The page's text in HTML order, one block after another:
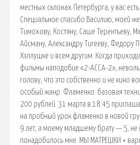
местных склонах Петербурга, у вас
Специальное спасибо Василию, моей
Тимохову, Костяну, Саше Терентьеву,
Айсману, Александру Тигееву, Федору
Хэллушке и всем другим. Когда
фильмы наподобие «2-АССА-2»,
голову, что это собственно и не кино
особый жанр. Фламенко: базовая
200 рублей. 31 марта в 18:45
на пробный урок фламенко в новой
9 лет, а моему младшему брату — 5,
понадобилось мне. МЫ МАТРЕШКИ +